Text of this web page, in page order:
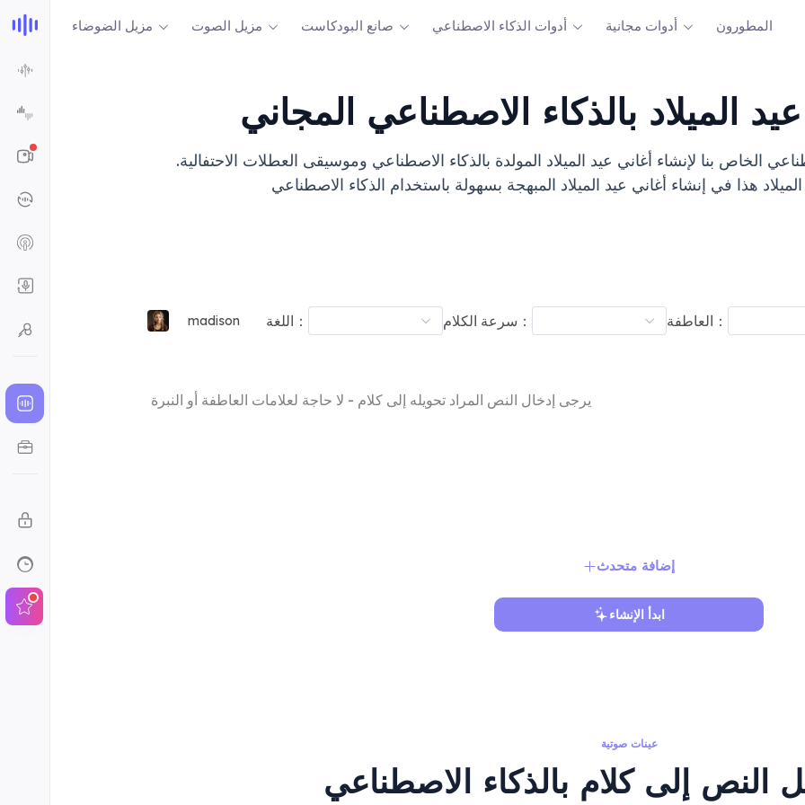
مزيل الضوضاء مزيل الصوت صانع البودكاست أدوات الذكاء الاصطناعي أدوات مجانية المطورون
الميلاد بالذكاء الاصطناعي المجاني
الخاص بنا لإنشاء أغاني عيد الميلاد المولدة بالذكاء الاصطناعي وموسيقى العطلات الاحتفالية.
madison اللغة： سرعة الكلام： العاطفة：
إضافة متحدث
ابدأ الإنشاء
عينات صوتية
النص إلى كلام بالذكاء الاصطناعي